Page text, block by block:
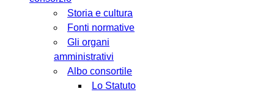
Storia e cultura
Fonti normative
Gli organi
amministrativi
Albo consortile
Lo Statuto